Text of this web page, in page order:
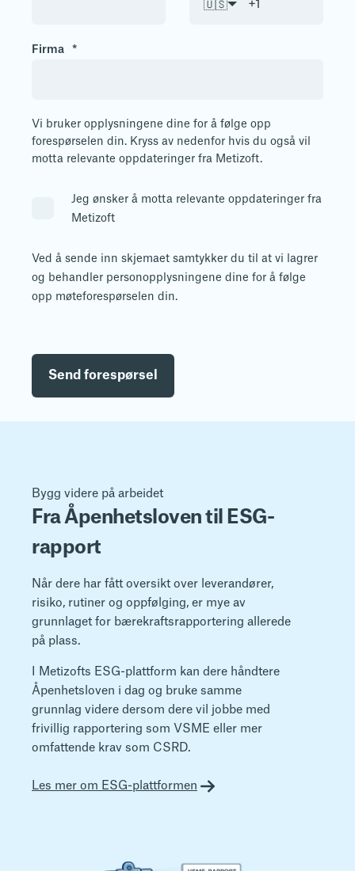
🇺🇸
Firma *
Vi bruker opplysningene dine for å følge opp
forespørselen din. Kryss av nedenfor hvis du også vil
motta relevante oppdateringer fra Metizoft.
Jeg ønsker å motta relevante oppdateringer fra
Metizoft
Ved å sende inn skjemaet samtykker du til at vi lagrer
og behandler personopplysningene dine for å følge
opp møteforespørselen din.
Send forespørsel
Bygg videre på arbeidet
Fra Åpenhetsloven til ESG-
rapport
Når dere har fått oversikt over leverandører,
risiko, rutiner og oppfølging, er mye av
grunnlaget for bærekraftsrapportering allerede
på plass.
I Metizofts ESG-plattform kan dere håndtere
Åpenhetsloven i dag og bruke samme
grunnlag videre dersom dere vil jobbe med
frivillig rapportering som VSME eller mer
omfattende krav som CSRD.
Les mer om ESG-plattformen